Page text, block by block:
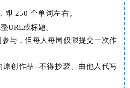
250 个单词左右。
URL或标题。
与，但每人每周仅限提交一次作
创作品--不得抄袭、由他人代写